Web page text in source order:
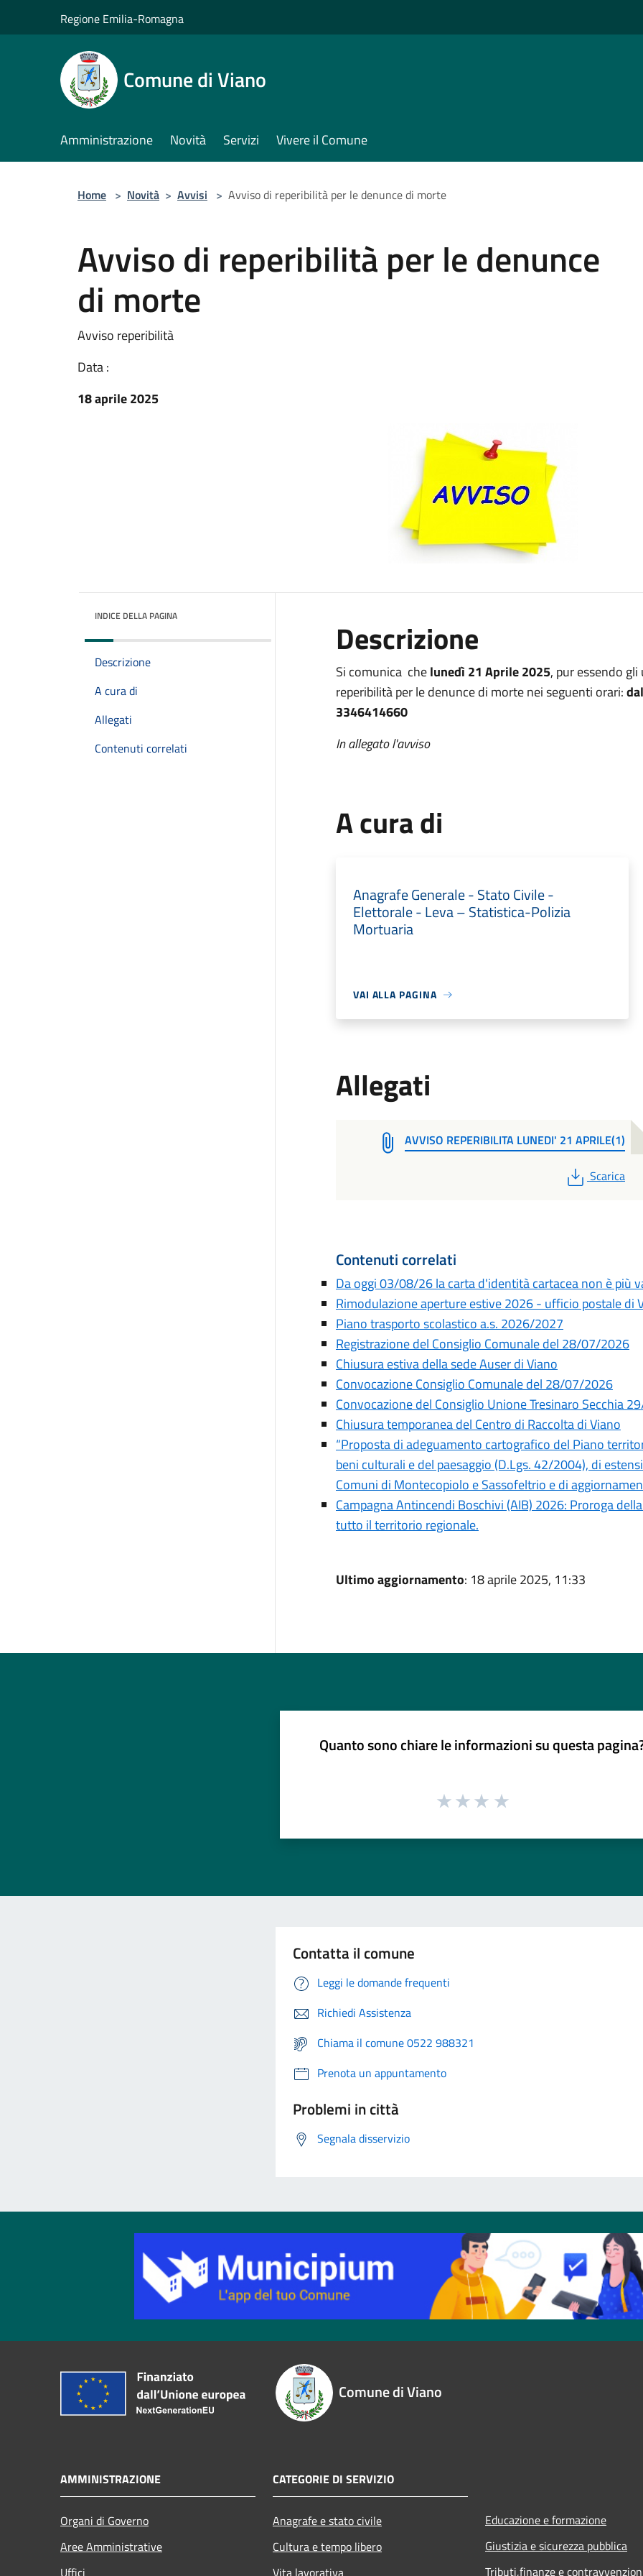
Regione Emilia-Romagna
Comune di Viano
Amministrazione Novità Servizi Vivere il Comune
Home > Novità > Avvisi > Avviso di reperibilità per le denunce di morte
Avviso di reperibilità per le denunce
di morte
Avviso reperibilità
Data :
18 aprile 2025
INDICE DELLA PAGINA
Descrizione
A cura di
Allegati
Contenuti correlati
Descrizione
Si comunica chelunedì 21 Aprile 2025, pur essendo
reperibilità per le denunce di morte nei seguenti orari:
3346414660
In allegato l'avviso
A cura di
Anagrafe Generale - Stato Civile -
Elettorale - Leva – Statistica-Polizia
Mortuaria
VAI ALLA PAGINA
Allegati
AVVISO REPERIBILITA LUNEDI' 21 APRILE(1)
PDF
Scarica
Contenuti correlati
Da oggi 03/08/26 la carta d'identità cartacea non è più
Rimodulazione aperture estive 2026 - ufficio postale di
Piano trasporto scolastico a.s. 2026/2027
Registrazione del Consiglio Comunale del 28/07/2026
Chiusura estiva della sede Auser di Viano
Convocazione Consiglio Comunale del 28/07/2026
Convocazione del Consiglio Unione Tresinaro Secchia
Chiusura temporanea del Centro di Raccolta di Viano
“Proposta di adeguamento cartografico del Piano
beni culturali e del paesaggio (D.Lgs. 42/2004), di
Comuni di Montecopiolo e Sassofeltrio e di aggiornamen
Campagna Antincendi Boschivi (AIB) 2026: Proroga
tutto il territorio regionale.
Ultimo aggiornamento: 18 aprile 2025, 11:33
Quanto sono chiare le informazioni su questa
Contatta il comune
Leggi le domande frequenti
Richiedi Assistenza
Chiama il comune 0522 988321
Prenota un appuntamento
Problemi in città
Segnala disservizio
Comune di Viano
AMMINISTRAZIONE
Organi di Governo
Aree Amministrative
Uffici
CATEGORIE DI SERVIZIO
Anagrafe e stato civile
Cultura e tempo libero
Vita lavorativa
Educazione e formazione
Giustizia e sicurezza pubblica
Tributi,finanze e